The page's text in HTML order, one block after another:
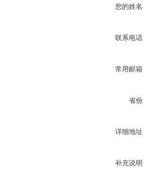
您的姓名
联系电话
常用邮箱
省份
详细地址
补充说明